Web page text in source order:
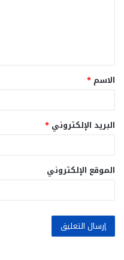
ق
*
الاسم *
البريد الإلكتروني *
الموقع الإلكتروني